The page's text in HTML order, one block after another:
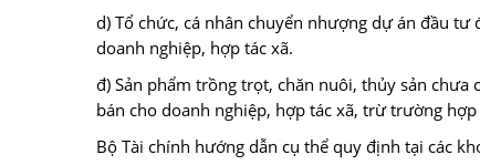
d) Tổ chức, cá nhân chuyển nhượng dự án đầu
doanh nghiệp, hợp tác xã.
đ) Sản phẩm trồng trọt, chăn nuôi, thủy sản chưa
bán cho doanh nghiệp, hợp tác xã, trừ trường
Bộ Tài chính hướng dẫn cụ thể quy định tại các